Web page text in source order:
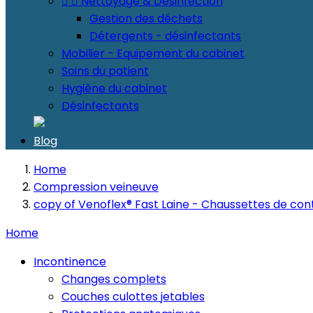
Gestion des déchets
Détergents - désinfectants
Mobilier - Equipement du cabinet
Soins du patient
Hygiène du cabinet
Désinfectants
Blog
Home
Compression veineuve
copy of Venoflex® Fast Laine - Chaussettes de
Home
Incontinence
Changes complets
Couches culottes jetables